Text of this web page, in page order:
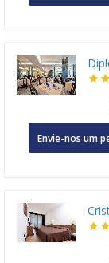
Envie-nos um